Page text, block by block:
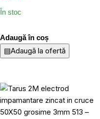
În stoc
Adaugă în coș
▤Adaugă la ofertă